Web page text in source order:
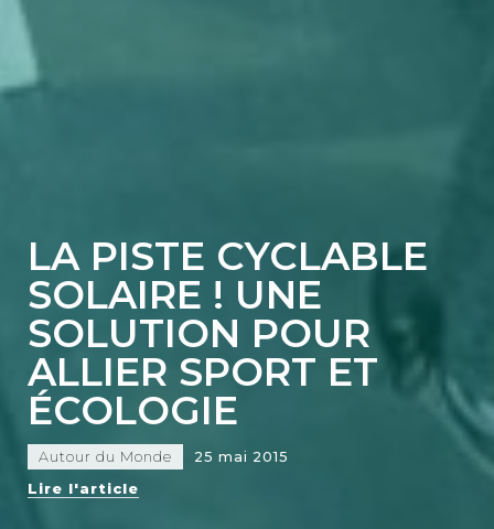
LA PISTE CYCLABLE
SOLAIRE ! UNE
SOLUTION POUR
ALLIER SPORT ET
ÉCOLOGIE
Autour du Monde
25 mai 2015
Lire l'article